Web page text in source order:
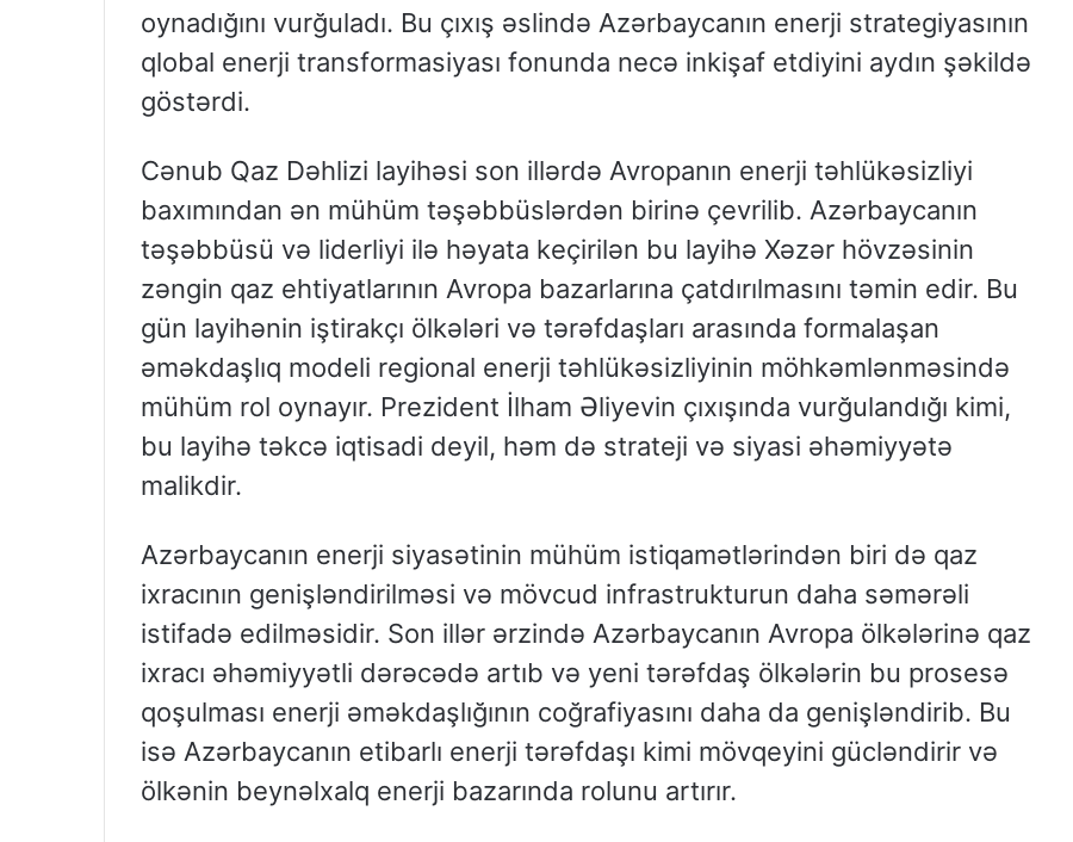
oynadığını vurğuladı. Bu çıxış əslində Azərbaycanın enerji strategiyasının
qlobal enerji transformasiyası fonunda necə inkişaf etdiyini aydın şəkildə
göstərdi.
Cənub Qaz Dəhlizi layihəsi son illərdə Avropanın enerji təhlükəsizliyi
baxımından ən mühüm təşəbbüslərdən birinə çevrilib. Azərbaycanın
təşəbbüsü və liderliyi ilə həyata keçirilən bu layihə Xəzər hövzəsinin
zəngin qaz ehtiyatlarının Avropa bazarlarına çatdırılmasını təmin edir. Bu
gün layihənin iştirakçı ölkələri və tərəfdaşları arasında formalaşan
əməkdaşlıq modeli regional enerji təhlükəsizliyinin möhkəmlənməsində
mühüm rol oynayır. Prezident İlham Əliyevin çıxışında vurğulandığı kimi,
bu layihə təkcə iqtisadi deyil, həm də strateji və siyasi əhəmiyyətə
malikdir.
Azərbaycanın enerji siyasətinin mühüm istiqamətlərindən biri də qaz
ixracının genişləndirilməsi və mövcud infrastrukturun daha səmərəli
istifadə edilməsidir. Son illər ərzində Azərbaycanın Avropa ölkələrinə qaz
ixracı əhəmiyyətli dərəcədə artıb və yeni tərəfdaş ölkələrin bu prosesə
qoşulması enerji əməkdaşlığının coğrafiyasını daha da genişləndirib. Bu
isə Azərbaycanın etibarlı enerji tərəfdaşı kimi mövqeyini gücləndirir və
ölkənin beynəlxalq enerji bazarında rolunu artırır.